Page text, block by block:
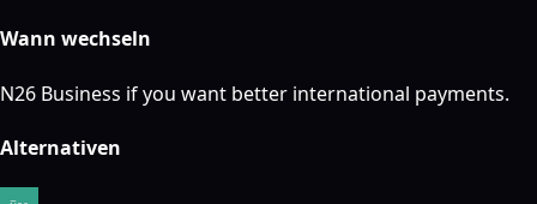
Wann wechseln
N26 Business if you want better international payments.
Alternativen